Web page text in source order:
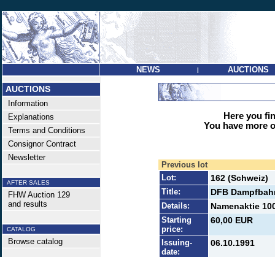
NEWS | AUCTIONS
AUCTIONS
Information
Explanations
Terms and Conditions
Consignor Contract
Newsletter
AFTER SALES
FHW Auction 129
and results
CATALOG
Browse catalog
Here you
You have more
Previous lot
Lot:
162 (Schweiz)
Title: DFB
Details: Namenaktie
Starting
price:
60,00 EUR
Issuing-
date:
06.10.1991